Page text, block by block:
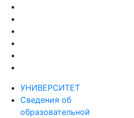
УНИВЕРСИТЕТ
Сведения об
образовательной